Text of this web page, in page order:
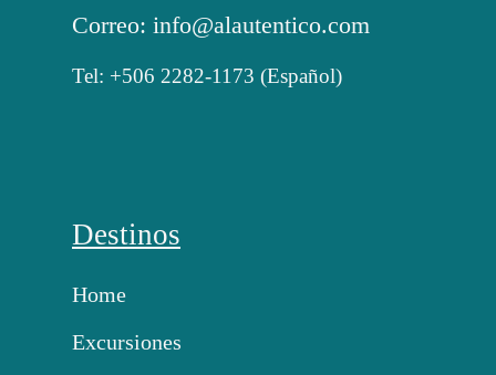
Correo: info@alautentico.com
Tel: +506 2282-1173 (Español)
Destinos
Home
Excursiones